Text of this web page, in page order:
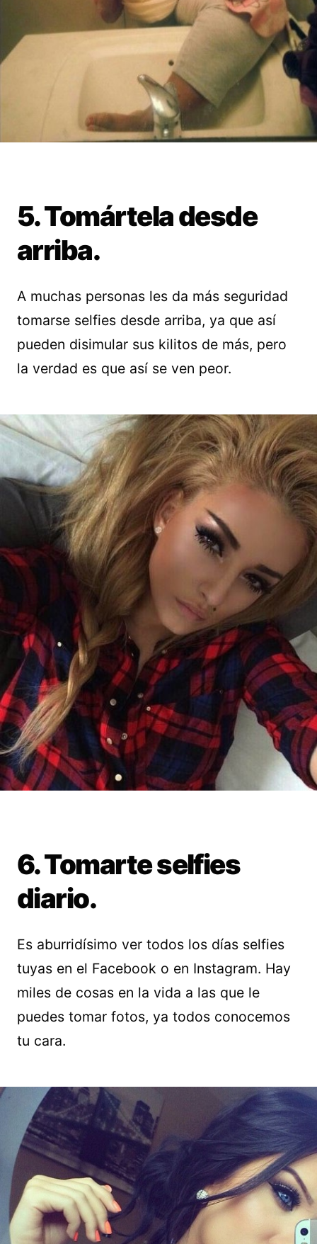
5. Tomártela desde
arriba.
A muchas personas les da más seguridad
tomarse selfies desde arriba, ya que así
pueden disimular sus kilitos de más, pero
la verdad es que así se ven peor.
6. Tomarte selfies
diario.
Es aburridísimo ver todos los días selfies
tuyas en el Facebook o en Instagram. Hay
miles de cosas en la vida a las que le
puedes tomar fotos, ya todos conocemos
tu cara.